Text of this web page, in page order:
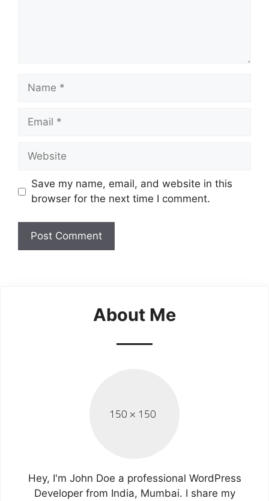
Name
Email
Website
Save my name, email, and website in this
browser for the next time I comment.
About Me
Hey, I'm John Doe a professional WordPress
Developer from India, Mumbai. I share my